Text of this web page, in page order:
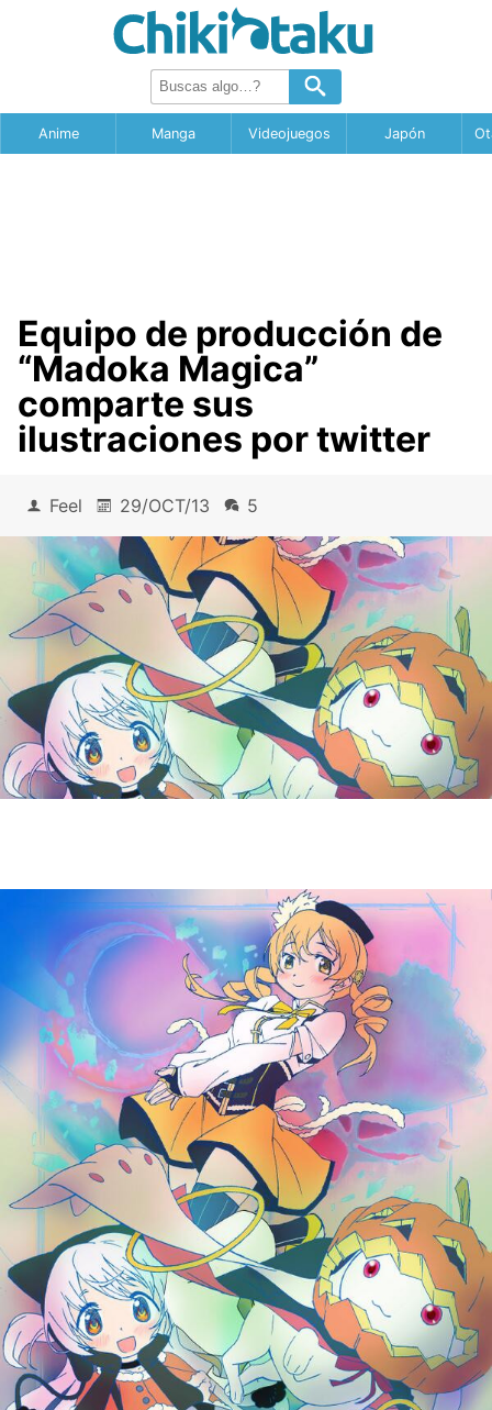
Anime Manga Videojuegos Japón
Equipo de producción de
“Madoka Magica”
comparte sus
ilustraciones por twitter
Feel 29/OCT/13 5